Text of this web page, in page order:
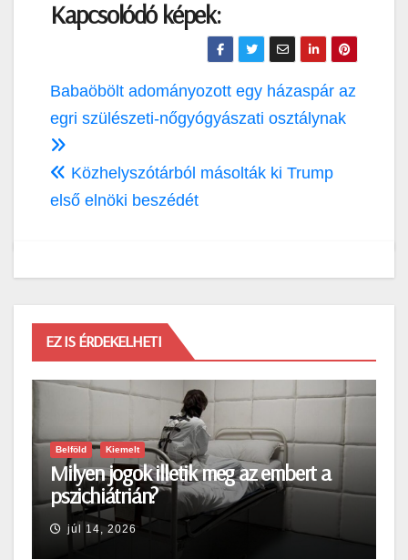
Kapcsolódó képek:
Bejegyzés
navigáció
Babaöbölt adományozott egy házaspár az
egri szülészeti-nőgyógyászati osztálynak
Közhelyszótárból másolták ki Trump
első elnöki beszédét
EZ IS ÉRDEKELHETI
Belföld Kiemelt
Milyen jogok illetik meg az embert a
pszichiátrián?
júl 14, 2026